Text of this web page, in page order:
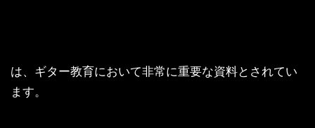
は、ギター教育において非常に重要な資料とされてい
ます。